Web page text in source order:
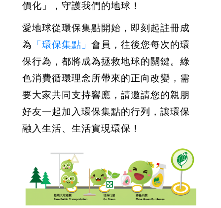
價化」，守護我們的地球！
愛地球從環保集點開始，即刻起註冊成
為 「環保集點」 會員，往後您每次的環
保行為，都將成為拯救地球的關鍵。綠
色消費循環理念所帶來的正向改變，需
要大家共同支持響應，請邀請您的親朋
好友一起加入環保集點的行列，讓環保
融入生活、生活實現環保！